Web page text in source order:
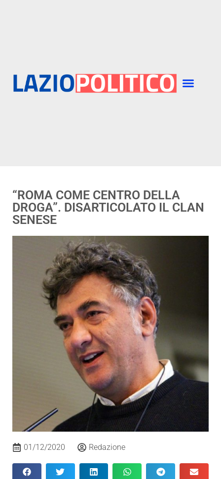
“ROMA COME CENTRO DELLA
DROGA”. DISARTICOLATO IL CLAN
SENESE
01/12/2020 Redazione